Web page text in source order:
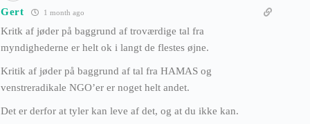
Gert 1 month ago
Kritk af jøder på baggrund af troværdige tal fra
myndighederne er helt ok i langt de flestes øjne.
Kritik af jøder på baggrund af tal fra HAMAS og
venstreradikale NGO’er er noget helt andet.
Det er derfor at tyler kan leve af det, og at du ikke kan.